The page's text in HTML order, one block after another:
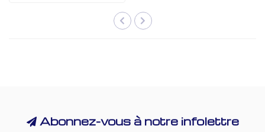
Abonnez-vous à notre infolettre